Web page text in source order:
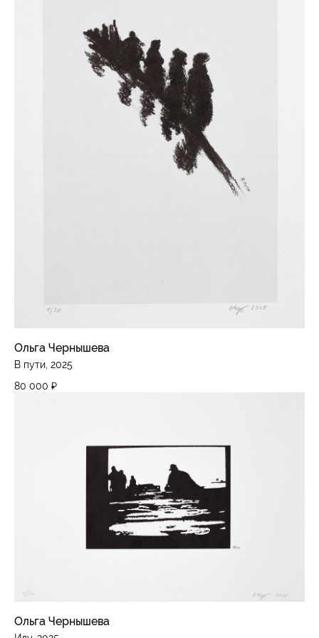
Ольга Чернышева
В пути, 2025
80 000 ₽
Ольга Чернышева